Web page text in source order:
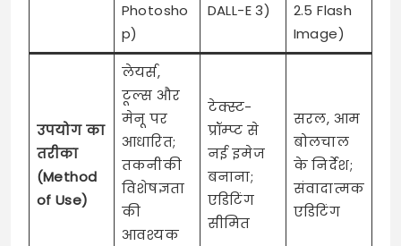
Photosho
p)
DALL-E 3)
2.5 Flash
Image)
उपयोग का
तरीका
(Method
of Use)
लेयर्स,
टूल्स और
मेनू पर
आधारित;
तकनीकी
विशेषज्ञता
की
आवश्यक
टेक्स्ट-
प्रॉम्प्ट से
नई इमेज
बनाना;
एडिटिंग
सीमित
सरल, आम
बोलचाल
के निर्देश;
संवादात्मक
एडिटिंग